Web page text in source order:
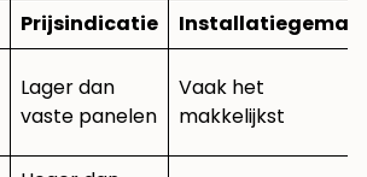
Prijsindicatie Installatiegemak
Lager dan
vaste panelen
Vaak het
makkelijkst